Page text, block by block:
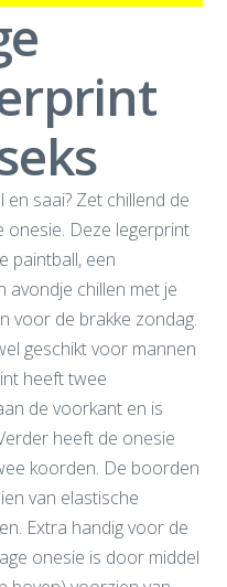
saai? Zet chillend de
Deze legerprint
paintball, een
avondje chillen met je
voor de brakke zondag.
geschikt voor mannen
heeft twee
de voorkant en is
heeft de onesie
koorden. De boorden
van elastische
Extra handig voor de
onesie is door middel